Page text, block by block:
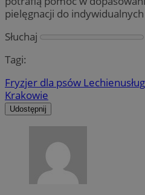
pielęgnacji do
Słuchaj
Tagi:
Fryzjer dla psów Lechien
Krakowie
Udostępnij